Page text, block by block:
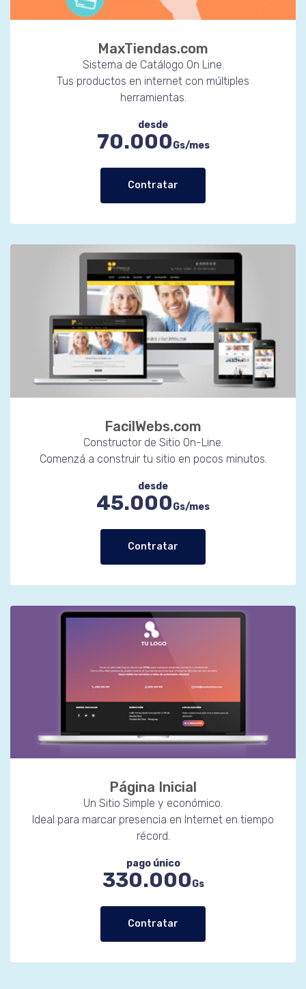
MaxTiendas.com
Sistema de Catálogo On Line.
Tus productos en internet con múltiples
herramientas.
desde
70.000Gs/mes
Contratar
FacilWebs.com
Constructor de Sitio On-Line.
Comenzá a construir tu sitio en pocos minutos.
desde
45.000Gs/mes
Contratar
Página Inicial
Un Sitio Simple y económico.
Ideal para marcar presencia en Internet en tiempo
récord.
pago único
330.000Gs
Contratar